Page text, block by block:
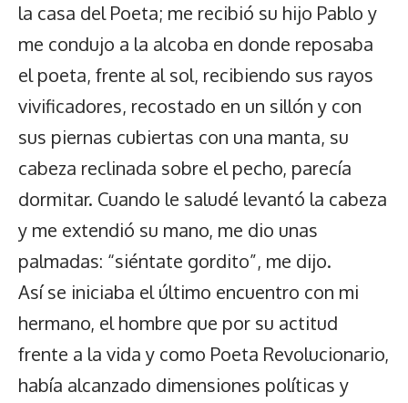
la casa del Poeta; me recibió su hijo Pablo y
me condujo a la alcoba en donde reposaba
el poeta, frente al sol, recibiendo sus rayos
vivificadores, recostado en un sillón y con
sus piernas cubiertas con una manta, su
cabeza reclinada sobre el pecho, parecía
dormitar. Cuando le saludé levantó la cabeza
y me extendió su mano, me dio unas
palmadas: “siéntate gordito”, me dijo.
Así se iniciaba el último encuentro con mi
hermano, el hombre que por su actitud
frente a la vida y como Poeta Revolucionario,
había alcanzado dimensiones políticas y